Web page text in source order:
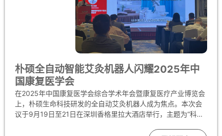
朴硕全自动智能艾灸机器人闪耀2025年中
国康复医学会
在2025年中国康复医学会综合学术年会暨康复医疗产业博览会
上，朴硕生命科技研发的全自动艾灸机器人成为焦点。本次会
议于9月19日至21日在深圳香格里拉大酒店举行，主题为“科技